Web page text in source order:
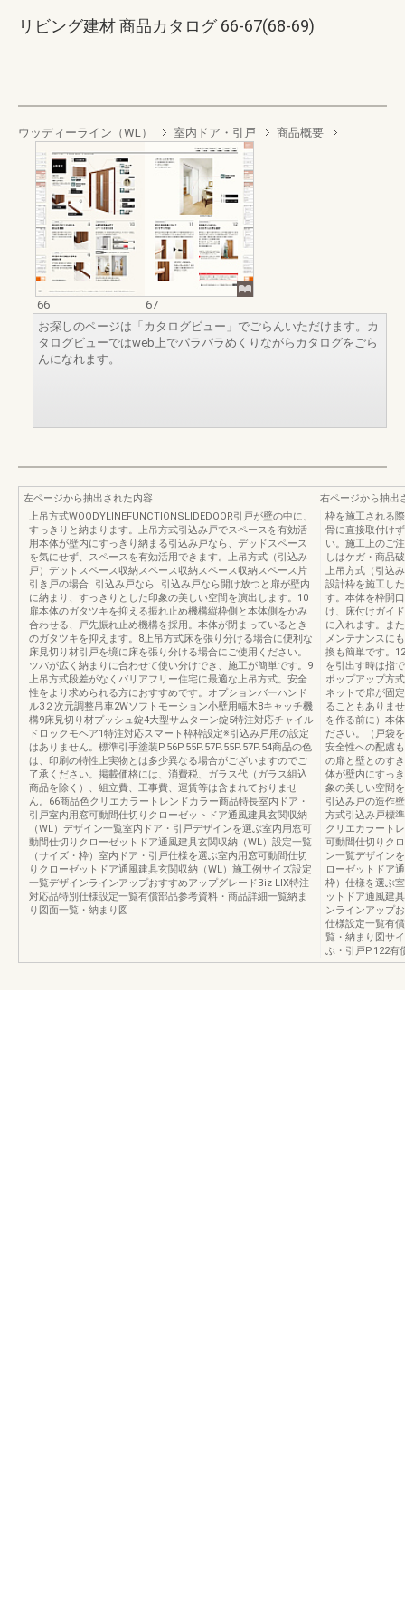
リビング建材 商品カタログ 66-67(68-69)
ウッディーライン（WL） 室内ドア・引戸 商品概要
66
67
お探しのページは「カタログビュー」でごらんいただけます。カ
タログビューではweb上でパラパラめくりながらカタログをごら
んになれます。
左ページから抽出された内容
上吊方式WOODYLINEFUNCTIONSLIDEDOOR引戸が壁の中に、
すっきりと納まります。上吊方式引込み戸でスペースを有効活
用本体が壁内にすっきり納まる引込み戸なら、デッドスペース
を気にせず、スペースを有効活用できます。上吊方式（引込み
戸）デットスペース収納スペース収納スペース収納スペース片
引き戸の場合…引込み戸なら…引込み戸なら開け放つと扉が壁内
に納まり、すっきりとした印象の美しい空間を演出します。10
扉本体のガタツキを抑える振れ止め機構縦枠側と本体側をかみ
合わせる、戸先振れ止め機構を採用。本体が閉まっているとき
のガタツキを抑えます。8上吊方式床を張り分ける場合に便利な
床見切り材引戸を境に床を張り分ける場合にご使用ください。
ツバが広く納まりに合わせて使い分けでき、施工が簡単です。9
上吊方式段差がなくバリアフリー住宅に最適な上吊方式。安全
性をより求められる方におすすめです。オプションバーハンド
ル3２次元調整吊車2Wソフトモーション小壁用幅木8キャッチ機
構9床見切り材プッシュ錠4大型サムターン錠5特注対応チャイル
ドロックモヘア1特注対応スマート枠枠設定※引込み戸用の設定
はありません。標準引手塗装P.56P.55P.57P.55P.57P.54商品の色
は、印刷の特性上実物とは多少異なる場合がございますのでご
了承ください。掲載価格には、消費税、ガラス代（ガラス組込
商品を除く）、組立費、工事費、運賃等は含まれておりませ
ん。66商品色クリエカラートレンドカラー商品特長室内ドア・
引戸室内用窓可動間仕切りクローゼットドア通風建具玄関収納
（WL）デザイン一覧室内ドア・引戸デザインを選ぶ室内用窓可
動間仕切りクローゼットドア通風建具玄関収納（WL）設定一覧
（サイズ・枠）室内ドア・引戸仕様を選ぶ室内用窓可動間仕切
りクローゼットドア通風建具玄関収納（WL）施工例サイズ設定
一覧デザインラインアップおすすめアップグレードBiz-LIX特注
対応品特別仕様設定一覧有償部品参考資料・商品詳細一覧納ま
り図面一覧・納まり図
右ページから抽出
枠を施工される
骨に直接取付け
い。施工上のご
しはケガ・商品
上吊方式（引込
設計枠を施工し
す。本体を枠開
け、床付けガイ
に入れます。ま
メンテナンスに
換も簡単です。
を引出す時は指
ポップアップ方
ネットで扉が固
ることもありま
を作る前に）本
ださい。（戸袋
安全性への配慮
の扉と壁とのす
体が壁内にすっ
象の美しい空間
引込み戸の造作
方式引込み戸標
クリエカラート
可動間仕切りク
ン一覧デザイン
ローゼットドア
枠）仕様を選ぶ
ットドア通風建
ンラインアップ
仕様設定一覧有
覧・納まり図サ
ぶ・引戸P.122有